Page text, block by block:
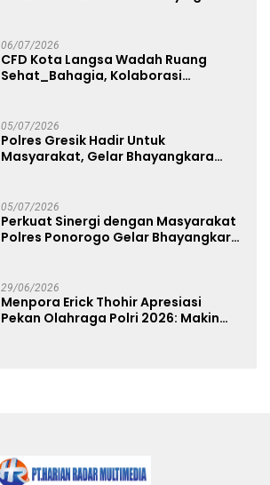
06/07/2026
CFD Kota Langsa Wadah Ruang
Sehat_Bahagia, Kolaborasi
05/07/2026
Polres Gresik Hadir Untuk
Masyarakat, Gelar Bhayangkara
05/07/2026
Perkuat Sinergi dengan Masyarakat
Polres Ponorogo Gelar Bhayangkara
29/06/2026
Menpora Erick Thohir Apresiasi
Pekan Olahraga Polri 2026: Makin